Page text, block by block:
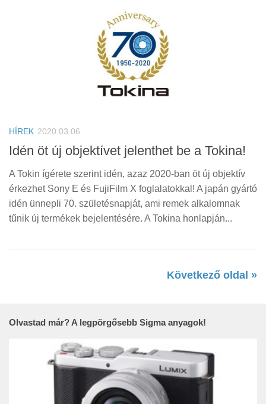
HÍREK 2020.03.06
Idén öt új objektívet jelenthet be a Tokina!
A Tokin ígérete szerint idén, azaz 2020-ban öt új objektív
érkezhet Sony E és FujiFilm X foglalatokkal! A japán gyártó
idén ünnepli 70. születésnapját, ami remek alkalomnak
tűnik új termékek bejelentésére. A Tokina honlapján...
Következő oldal »
Olvastad már? A legpörgősebb Sigma anyagok!